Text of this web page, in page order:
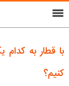
menu
با قطار به
کنیم؟